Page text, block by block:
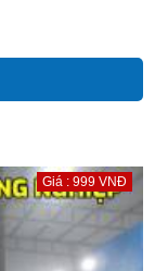
Giá : 999 VNĐ